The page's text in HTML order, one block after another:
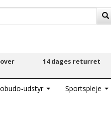
14 dages returret
udstyr Sportspleje